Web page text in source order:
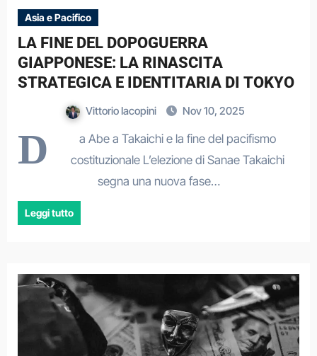
Asia e Pacifico
LA FINE DEL DOPOGUERRA
GIAPPONESE: LA RINASCITA
STRATEGICA E IDENTITARIA DI TOKYO
Vittorio Iacopini Nov 10, 2025
D
a Abe a Takaichi e la fine del pacifismo
costituzionale L’elezione di Sanae Takaichi
segna una nuova fase…
Leggi tutto